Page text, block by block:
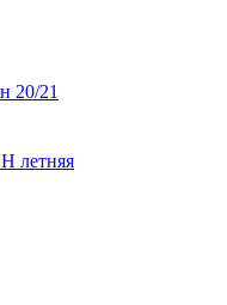
20/21
летняя